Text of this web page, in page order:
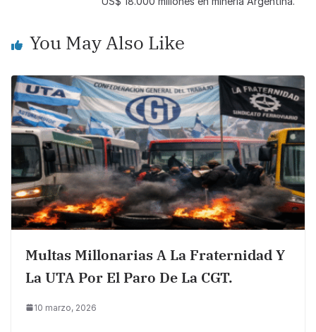
k
k
You May Also Like
Multas Millonarias A La Fraternidad Y
La UTA Por El Paro De La CGT.
10 marzo, 2026